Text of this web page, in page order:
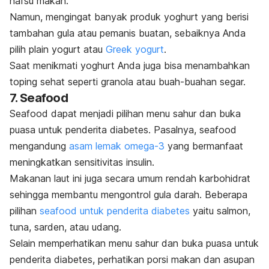
Namun, mengingat banyak produk yoghurt yang berisi
tambahan gula atau pemanis buatan, sebaiknya Anda
pilih plain yogurt atau Greek yogurt.
Saat menikmati yoghurt Anda juga bisa menambahkan
toping sehat seperti granola atau buah-buahan segar.
7. Seafood
Seafood dapat menjadi pilihan menu sahur dan buka
puasa untuk penderita diabetes. Pasalnya, seafood
mengandung asam lemak omega-3 yang bermanfaat
meningkatkan sensitivitas insulin.
Makanan laut ini juga secara umum rendah karbohidrat
sehingga membantu mengontrol gula darah. Beberapa
pilihan seafood untuk penderita diabetes yaitu salmon,
tuna, sarden, atau udang.
Selain memperhatikan menu sahur dan buka puasa untuk
penderita diabetes, perhatikan porsi makan dan asupan